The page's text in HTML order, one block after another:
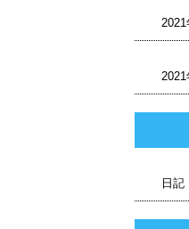
2021
2021
日記